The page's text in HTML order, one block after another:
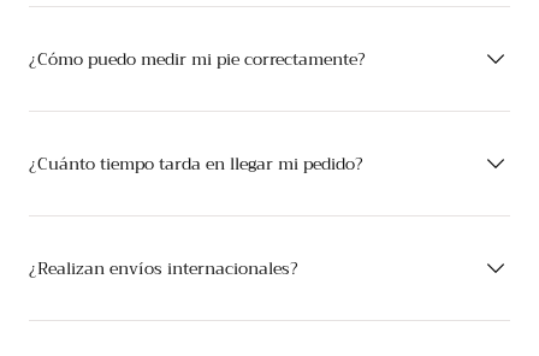
¿Cómo puedo medir mi pie correctamente?
¿Cuánto tiempo tarda en llegar mi pedido?
¿Realizan envíos internacionales?